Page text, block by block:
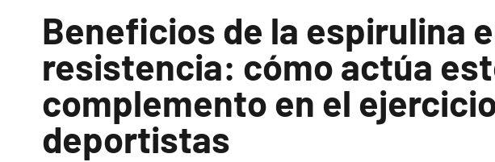
Beneficios de la espirulina
resistencia: cómo actúa
complemento en el
deportistas